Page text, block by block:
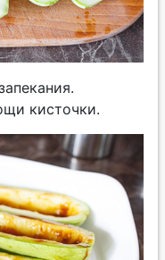
кисточки.